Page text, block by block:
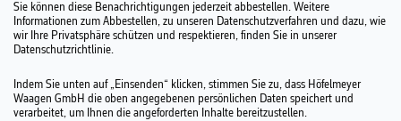
Sie können diese Benachrichtigungen jederzeit abbestellen. Weitere
Informationen zum Abbestellen, zu unseren Datenschutzverfahren und dazu, wie
wir Ihre Privatsphäre schützen und respektieren, finden Sie in unserer
Datenschutzrichtlinie.
Indem Sie unten auf „Einsenden“ klicken, stimmen Sie zu, dass Höfelmeyer
Waagen GmbH die oben angegebenen persönlichen Daten speichert und
verarbeitet, um Ihnen die angeforderten Inhalte bereitzustellen.